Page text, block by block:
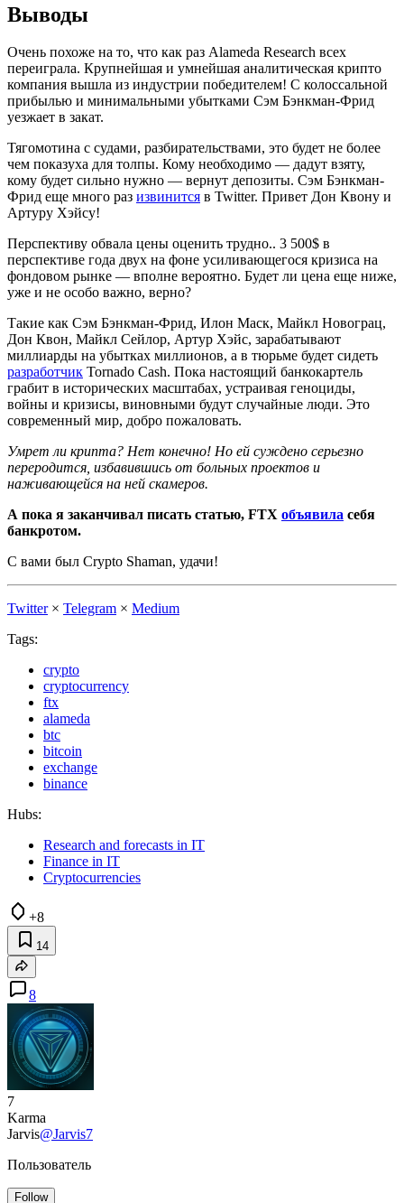
Выводы
Очень похоже на то, что как раз Alameda Research всех
переиграла. Крупнейшая и умнейшая аналитическая крипто
компания вышла из индустрии победителем! С колоссальной
прибылью и минимальными убытками Сэм Бэнкман-Фрид
уезжает в закат.
Тягомотина с судами, разбирательствами, это будет не более
чем показуха для толпы. Кому необходимо — дадут взяту,
кому будет сильно нужно — вернут депозиты. Сэм Бэнкман-
Фрид еще много раз извинится в Twitter. Привет Дон Квону и
Артуру Хэйсу!
Перспективу обвала цены оценить трудно.. 3 500$ в
перспективе года двух на фоне усиливающегося кризиса на
фондовом рынке — вполне вероятно. Будет ли цена еще ниже,
уже и не особо важно, верно?
Такие как Сэм Бэнкман-Фрид, Илон Маск, Майкл Новограц,
Дон Квон, Майкл Сейлор, Артур Хэйс, зарабатывают
миллиарды на убытках миллионов, а в тюрьме будет сидеть
разработчик Tornado Cash. Пока настоящий банкокартель
грабит в исторических масштабах, устраивая геноциды,
войны и кризисы, виновными будут случайные люди. Это
современный мир, добро пожаловать.
Умрет ли крипта? Нет конечно! Но ей суждено серьезно
переродится, избавившись от больных проектов и
наживающейся на ней скамеров.
А пока я заканчивал писать статью, FTX объявила себя
банкротом.
С вами был Crypto Shaman, удачи!
Twitter× Telegram × Medium
Tags:
crypto
cryptocurrency
ftx
alameda
btc
bitcoin
exchange
binance
Hubs:
Research and forecasts in IT
Finance in IT
Cryptocurrencies
+8
14
8
7
Karma
Jarvis@Jarvis7
Пользователь
Follow